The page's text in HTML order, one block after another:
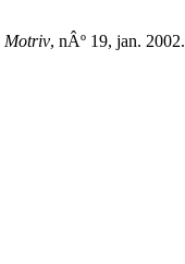
Motriv, nÂº 19, jan. 2002.